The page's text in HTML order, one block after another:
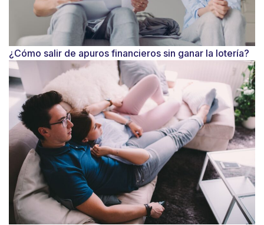
¿Cómo salir de apuros financieros sin ganar la lotería?